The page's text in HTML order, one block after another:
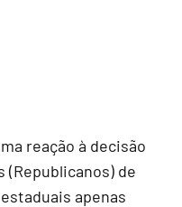
reação à decisão
(Republicanos) de
apenas